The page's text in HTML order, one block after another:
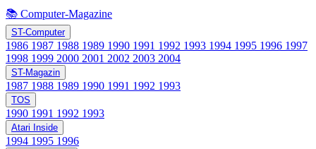
📚 Computer-Magazine
ST-Computer
1986 1987 1988 1989 1990 1991 1992 1993 1994 1995 1996 1997
1998 1999 2000 2001 2002 2003 2004
ST-Magazin
1987 1988 1989 1990 1991 1992 1993
TOS
1990 1991 1992 1993
Atari Inside
1994 1995 1996